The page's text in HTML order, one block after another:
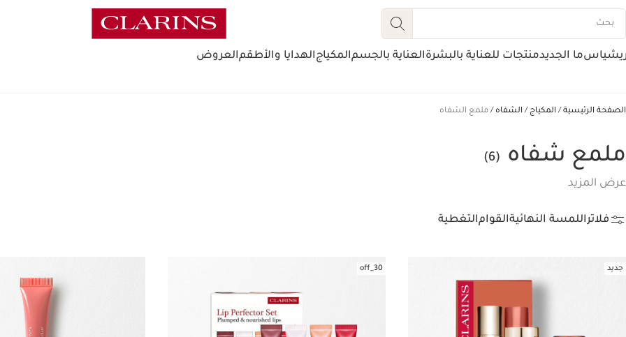
ما الجديدمنتجات للعناية بالبشرةالعناية بالجسمالمكياجالهدايا والأطقمالعروض
الصفحة الرئيسية المكياج الشفاه ملمع الشفاه
ملمع شفاه (6)
عرض المزيد
فلاتراللمسة النهائيةالقوامالتغطية
جديد 30_off